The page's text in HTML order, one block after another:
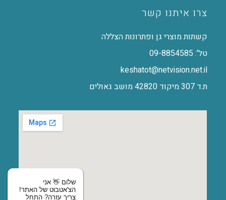
צרו איתנו קשר
קשתות מוצרי גן ופתרונות הצללה
טל': 09-8854585
keshatot@netvision.net.il
ת.ד 307 מיקוד 42820 מושב גאולים
שלום 👋 אני
הצ'אטבוט של האתר!
צריך עזרה? התחל